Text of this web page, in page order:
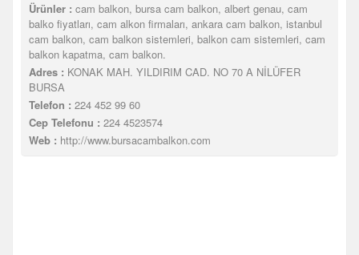
Ürünler : cam balkon, bursa cam balkon, albert genau, cam
balko fiyatları, cam alkon firmaları, ankara cam balkon, istanbul
cam balkon, cam balkon sistemleri, balkon cam sistemleri, cam
balkon kapatma, cam balkon.
Adres : KONAK MAH. YILDIRIM CAD. NO 70 A NİLÜFER
BURSA
Telefon : 224 452 99 60
Cep Telefonu : 224 4523574
Web : http://www.bursacambalkon.com